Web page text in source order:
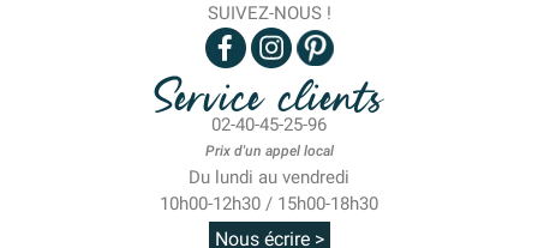
SUIVEZ-NOUS !
Service clients
02-40-45-25-96
Prix d'un appel local
Du lundi au vendredi
10h00-12h30 / 15h00-18h30
Nous écrire >